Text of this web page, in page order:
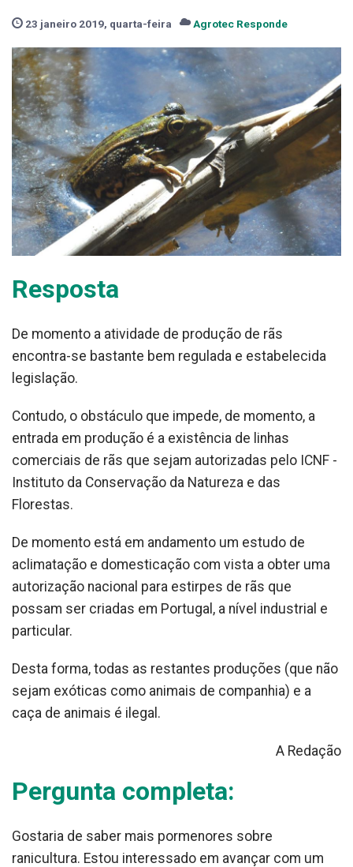
23 janeiro 2019, quarta-feira Agrotec Responde
Resposta
De momento a atividade de produção de rãs
encontra-se bastante bem regulada e estabelecida
legislação.
Contudo, o obstáculo que impede, de momento, a
entrada em produção é a existência de linhas
comerciais de rãs que sejam autorizadas pelo ICNF -
Instituto da Conservação da Natureza e das
Florestas.
De momento está em andamento um estudo de
aclimatação e domesticação com vista a obter uma
autorização nacional para estirpes de rãs que
possam ser criadas em Portugal, a nível industrial e
particular.
Desta forma, todas as restantes produções (que não
sejam exóticas como animais de companhia) e a
caça de animais é ilegal.
A Redação
Pergunta completa:
Gostaria de saber mais pormenores sobre
ranicultura. Estou interessado em avançar com um